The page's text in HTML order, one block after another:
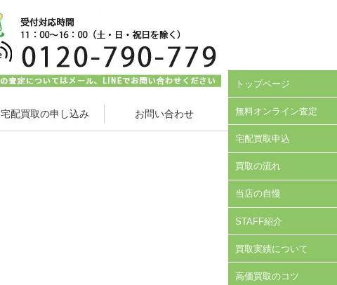
宅配買取の申し込み お問い合わせ
トップページ
無料オンライン査定
宅配買取申込
買取の流れ
当店の自慢
STAFF紹介
買取実績について
高価買取のコツ